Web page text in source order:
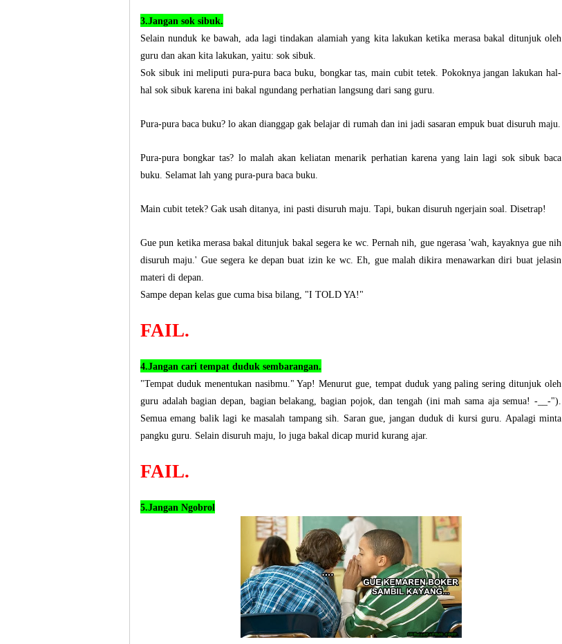
3.Jangan sok sibuk.
Selain nunduk ke bawah, ada lagi tindakan alamiah yang kita lakukan ketika merasa bakal ditunjuk oleh
guru dan akan kita lakukan, yaitu: sok sibuk.
Sok sibuk ini meliputi pura-pura baca buku, bongkar tas, main cubit tetek. Pokoknya jangan lakukan hal-
hal sok sibuk karena ini bakal ngundang perhatian langsung dari sang guru.
Pura-pura baca buku? lo akan dianggap gak belajar di rumah dan ini jadi sasaran empuk buat disuruh maju.
Pura-pura bongkar tas? lo malah akan keliatan menarik perhatian karena yang lain lagi sok sibuk baca
buku. Selamat lah yang pura-pura baca buku.
Main cubit tetek? Gak usah ditanya, ini pasti disuruh maju. Tapi, bukan disuruh ngerjain soal. Disetrap!
Gue pun ketika merasa bakal ditunjuk bakal segera ke wc. Pernah nih, gue ngerasa 'wah, kayaknya gue nih
disuruh maju.' Gue segera ke depan buat izin ke wc. Eh, gue malah dikira menawarkan diri buat jelasin
materi di depan.
Sampe depan kelas gue cuma bisa bilang, "I TOLD YA!"
FAIL.
4.Jangan cari tempat duduk sembarangan.
"Tempat duduk menentukan nasibmu." Yap! Menurut gue, tempat duduk yang paling sering ditunjuk oleh
guru adalah bagian depan, bagian belakang, bagian pojok, dan tengah (ini mah sama aja semua! -__-").
Semua emang balik lagi ke masalah tampang sih. Saran gue, jangan duduk di kursi guru. Apalagi minta
pangku guru. Selain disuruh maju, lo juga bakal dicap murid kurang ajar.
FAIL.
5.Jangan Ngobrol